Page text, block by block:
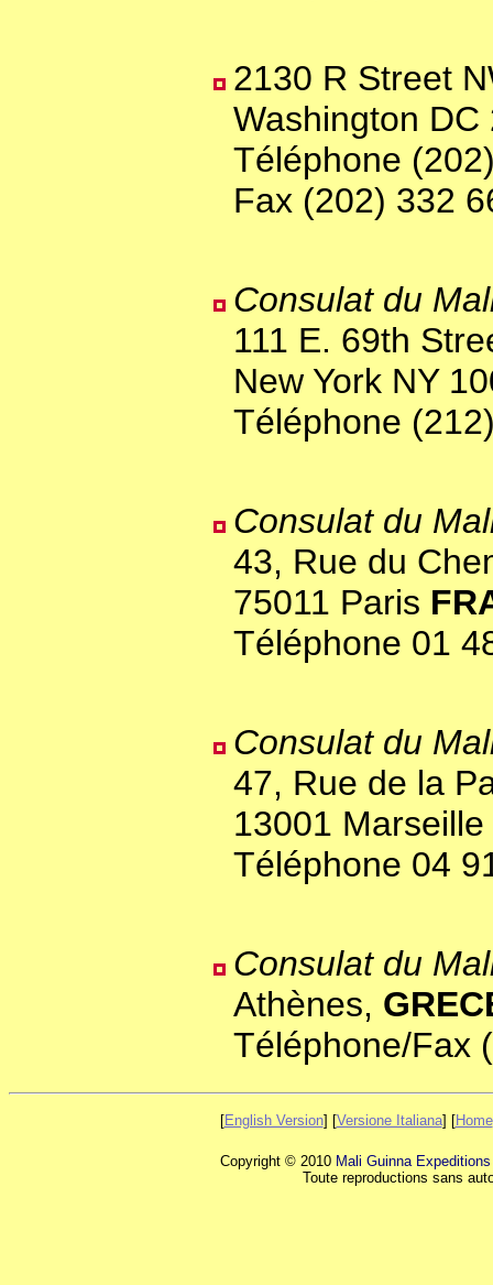
2130 R Street
Washington
Téléphone
Fax (202) 332
Consulat du
111 E. 69th
New York NY
Téléphone
Consulat du
43, Rue du
75011 Paris
Téléphone 01
Consulat du
47, Rue de la
13001 Marseille
Téléphone 04
Consulat du
Athènes,
Téléphone/Fax
[English Version] [Versione Italiana] [Home
Copyright © 2010 Mali Guinna Expeditions
Toute reproductions sans